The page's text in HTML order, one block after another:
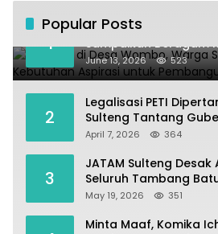
Popular Posts
1
Kundapil di Desa
Sampaikan Beragam
untuk Pembangunan
June 13, 2026 523
2
Legalisasi PETI
Sulteng Tantang
Andalkan Tambang
April 7, 2026 364
3
JATAM Sulteng
Seluruh Tambang
Pesisir Palu–Donggala
May 19, 2026 351
Minta Maaf, Komika